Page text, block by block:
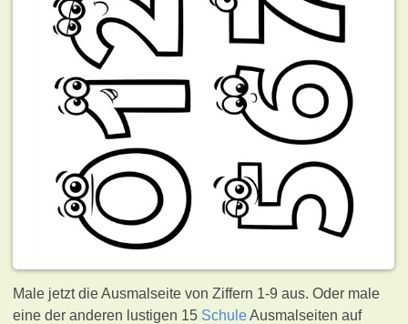
Male jetzt die Ausmalseite von Ziffern 1-9 aus. Oder male
eine der anderen lustigen 15 SchuleAusmalseiten auf